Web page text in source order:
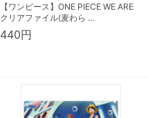
【ワンピース】ONE PIECE WE ARE
クリアファイル(麦わら …
440円